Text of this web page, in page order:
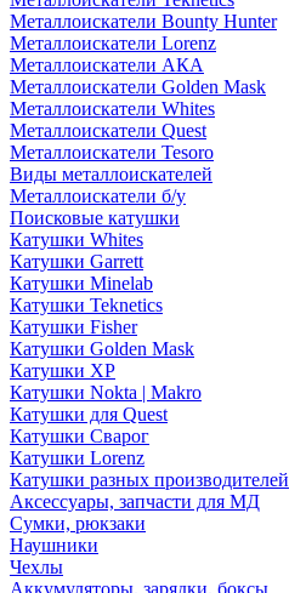
Металлоискатели Bounty Hunter
Металлоискатели Lorenz
Металлоискатели АКА
Металлоискатели Golden Mask
Металлоискатели Whites
Металлоискатели Quest
Металлоискатели Tesoro
Виды металлоискателей
Металлоискатели б/у
Поисковые катушки
Катушки Whites
Катушки Garrett
Катушки Minelab
Катушки Teknetics
Катушки Fisher
Катушки Golden Mask
Катушки XP
Катушки Nokta | Makro
Катушки для Quest
Катушки Сварог
Катушки Lorenz
Катушки разных производителей
Аксессуары, запчасти для МД
Сумки, рюкзаки
Наушники
Чехлы
Аккумуляторы, зарядки, боксы